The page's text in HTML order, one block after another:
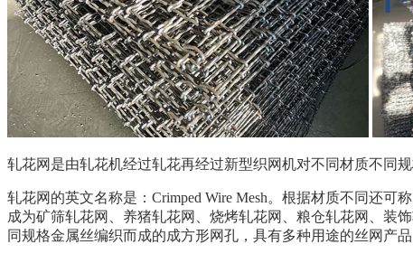
轧花网是由轧花机经过轧花再经过新型织网机对不同材质不同
轧花网的英文名称是：Crimped Wire Mesh。根据材质不同还
成为矿筛轧花网、养猪轧花网、烧烤轧花网、粮仓轧花网、装
同规格金属丝编织而成的成方形网孔，具有多种用途的丝网产品